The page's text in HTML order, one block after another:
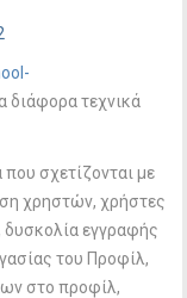
διάφορα τεχνικά
σχετίζονται με
χρηστών, χρήστες
δυσκολία εγγραφής
του Προφίλ,
στο προφίλ,